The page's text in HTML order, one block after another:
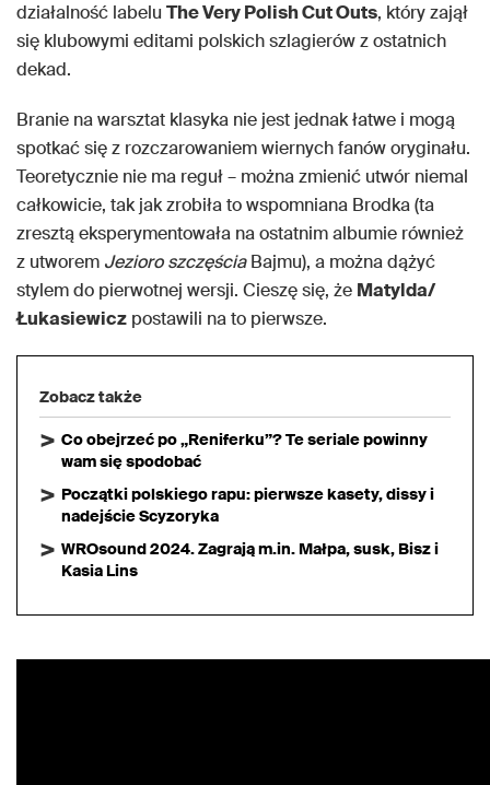
działalność labelu The Very Polish Cut Outs, który zajął
się klubowymi editami polskich szlagierów z ostatnich
dekad.
Branie na warsztat klasyka nie jest jednak łatwe i mogą
spotkać się z rozczarowaniem wiernych fanów oryginału.
Teoretycznie nie ma reguł – można zmienić utwór niemal
całkowicie, tak jak zrobiła to wspomniana Brodka (ta
zresztą eksperymentowała na ostatnim albumie również
z utworem Jezioro szczęściaBajmu), a można dążyć
stylem do pierwotnej wersji. Cieszę się, że Matylda/
Łukasiewicz postawili na to pierwsze.
Zobacz także
Co obejrzeć po „Reniferku”? Te seriale powinny
wam się spodobać
Początki polskiego rapu: pierwsze kasety, dissy i
nadejście Scyzoryka
WROsound 2024. Zagrają m.in. Małpa, susk, Bisz i
Kasia Lins